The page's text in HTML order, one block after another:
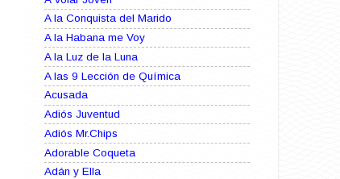
A la Conquista del Marido
A la Habana me Voy
A la Luz de la Luna
A las 9 Lección de Química
Acusada
Adiós Juventud
Adiós Mr.Chips
Adorable Coqueta
Adán y Ella